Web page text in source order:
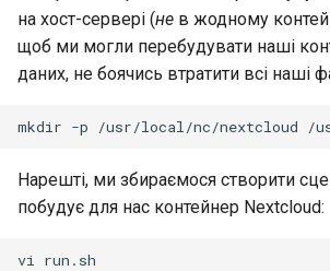
на хост-сервері (не в жодному
щоб ми могли перебудувати наші
даних, не боячись втратити всі наші
mkdir -p /usr/local/nc/nextcloud /
Нарешті, ми збираємося створити
побудує для нас контейнер Nextcloud:
vi